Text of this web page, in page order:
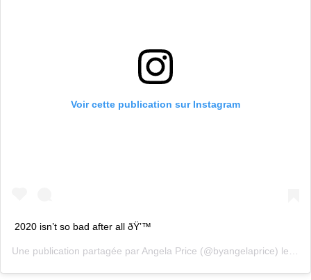
Voir cette publication sur Instagram
2020 isn’t so bad after all ðŸ’™
Une publication partagée par Angela Price (@byangelaprice) le 26